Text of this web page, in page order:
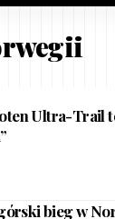
Ultra-Trail
bieg w